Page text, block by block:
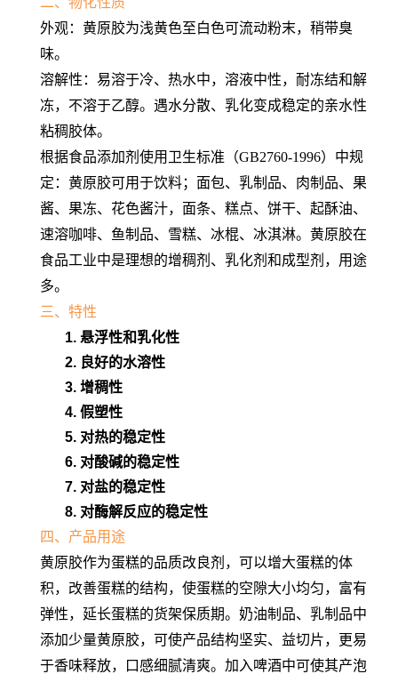
外观：黄原胶为浅黄色至白色可流动粉末，稍带臭
味。
溶解性：易溶于冷、热水中，溶液中性，耐冻结和解
冻，不溶于乙醇。遇水分散、乳化变成稳定的亲水性
粘稠胶体。
根据食品添加剂使用卫生标准（GB2760-1996）中规
定：黄原胶可用于饮料；面包、乳制品、肉制品、果
酱、果冻、花色酱汁，面条、糕点、饼干、起酥油、
速溶咖啡、鱼制品、雪糕、冰棍、冰淇淋。黄原胶在
食品工业中是理想的增稠剂、乳化剂和成型剂，用途
多。
三、特性
1. 悬浮性和乳化性
2. 良好的水溶性
3. 增稠性
4. 假塑性
5. 对热的稳定性
6. 对酸碱的稳定性
7. 对盐的稳定性
8. 对酶解反应的稳定性
四、产品用途
黄原胶作为蛋糕的品质改良剂，可以增大蛋糕的体
积，改善蛋糕的结构，使蛋糕的空隙大小均匀，富有
弹性，延长蛋糕的货架保质期。奶油制品、乳制品中
添加少量黄原胶，可使产品结构坚实、益切片，更易
于香味释放，口感细腻清爽。加入啤酒中可使其产泡